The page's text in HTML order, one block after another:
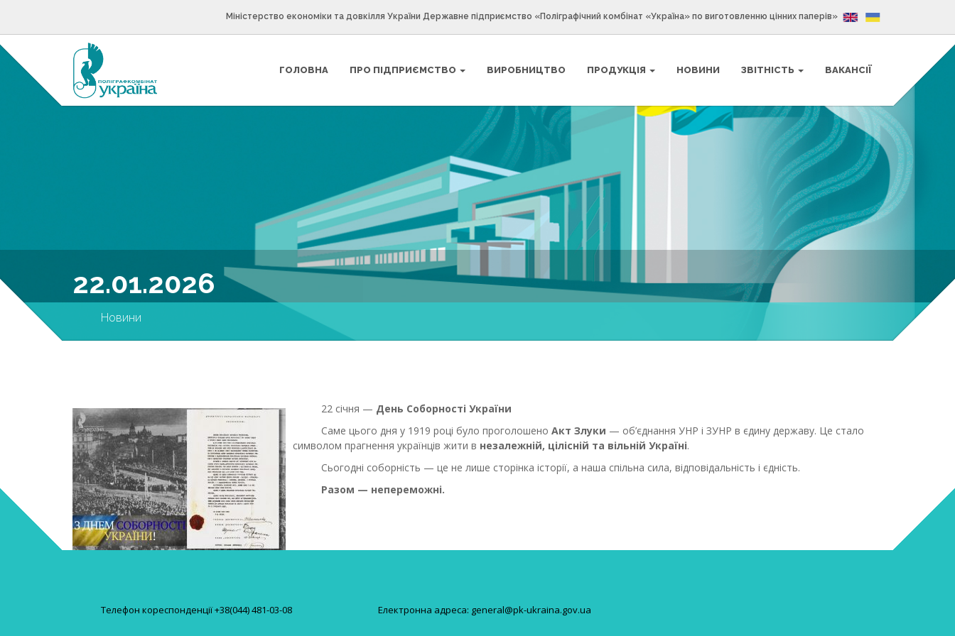
Міністерство економіки та довкілля України Державне підприємство «Поліграфічний комбінат «Україна» по виготовленню цінних паперів»
ГОЛОВНА ПРО ПІДПРИЄМСТВО ВИРОБНИЦТВО ПРОДУКЦІЯ НОВИНИ ЗВІТНІСТЬ ВАКАНСІЇ
22.01.2026
Новини
22 січня — День Соборності України
Саме цього дня у 1919 році було проголошено Акт Злуки — об’єднання УНР і ЗУНР в єдину державу. Це стало
символом прагнення українців жити в незалежній, цілісній та вільній Україні.
Сьогодні соборність — це не лише сторінка історії, а наша спільна сила, відповідальність і єдність.
Разом — непереможні.
Телефон кореспонденції +38(044) 481-03-08 Електронна адреса: general@pk-ukraina.gov.ua